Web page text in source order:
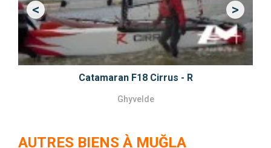
Catamaran F18 Cirrus - R
Ghyvelde
<Previous >Next
AUTRES BIENS À MUĞLA